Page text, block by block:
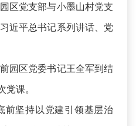
区党支部与小墨山村党支
近平总书记系列讲话、党
园区党委书记王全军到结
党课。
坚持以党建引领基层治